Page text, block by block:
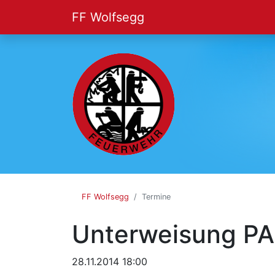
FF Wolfsegg
FF Wolfsegg Termine
Unterweisung
28.11.2014 18:00